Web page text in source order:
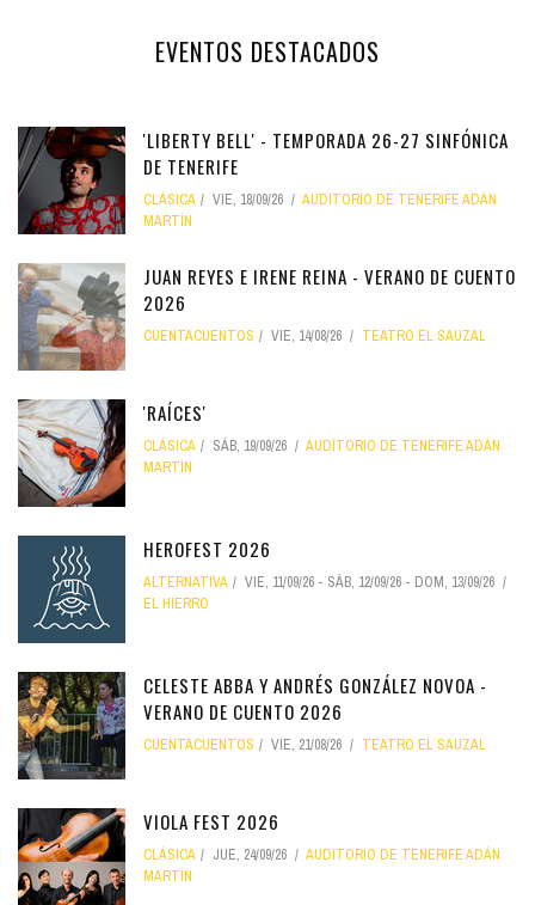
EVENTOS DESTACADOS
'LIBERTY BELL' - TEMPORADA 26-27 SINFÓNICA
DE TENERIFE
CLÁSICA VIE, 18/09/26
AUDITORIO DE TENERIFE ADÁN
MARTÍN
JUAN REYES E IRENE REINA - VERANO DE CUENTO
2026
CUENTACUENTOS VIE, 14/08/26 TEATRO EL SAUZAL
'RAÍCES'
CLÁSICA SÁB, 19/09/26
AUDITORIO DE TENERIFE ADÁN
MARTÍN
HEROFEST 2026
ALTERNATIVA VIE, 11/09/26 - SÁB, 12/09/26 - DOM, 13/09/26
EL HIERRO
CELESTE ABBA Y ANDRÉS GONZÁLEZ NOVOA -
VERANO DE CUENTO 2026
CUENTACUENTOS VIE, 21/08/26 TEATRO EL SAUZAL
VIOLA FEST 2026
CLÁSICA JUE, 24/09/26
AUDITORIO DE TENERIFE ADÁN
MARTÍN